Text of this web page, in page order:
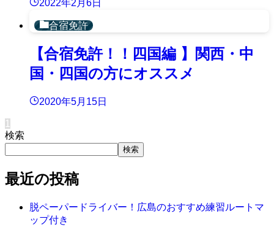
2022年2月6日
合宿免許
【合宿免許！！四国編 】関西・中
国・四国の方にオススメ
2020年5月15日
1
検索
検索
最近の投稿
脱ペーパードライバー！広島のおすすめ練習ルートマ
ップ付き